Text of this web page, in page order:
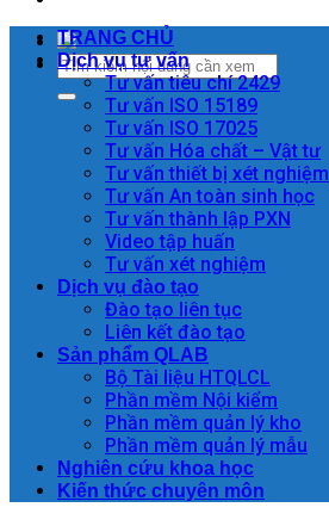
TRANG CHỦ
Dịch vụ tư vấn
Tư vấn tiêu chí 2429
Tư vấn ISO 15189
Tư vấn ISO 17025
Tư vấn Hóa chất – Vật tư
Tư vấn thiết bị xét nghiệm
Tư vấn An toàn sinh học
Tư vấn thành lập PXN
Video tập huấn
Tư vấn xét nghiệm
Dịch vụ đào tạo
Đào tạo liên tục
Liên kết đào tạo
Sản phẩm QLAB
Bộ Tài liệu HTQLCL
Phần mềm Nội kiểm
Phần mềm quản lý kho
Phần mềm quản lý mẫu
Nghiên cứu khoa học
Kiến thức chuyên môn